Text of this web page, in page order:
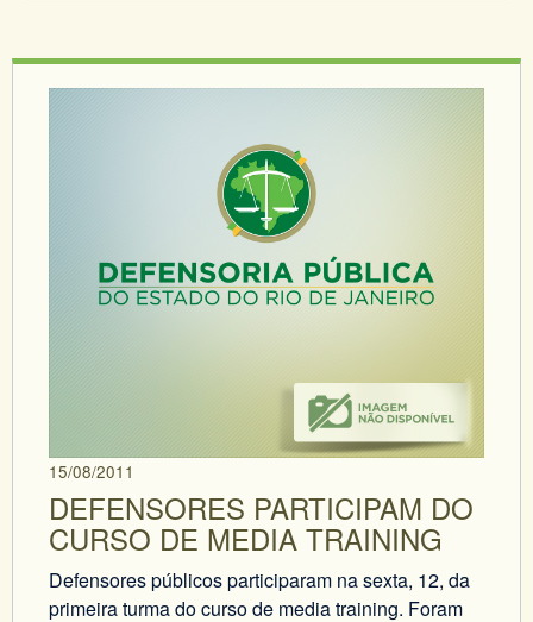
15/08/2011
DEFENSORES PARTICIPAM DO
CURSO DE MEDIA TRAINING
Defensores públicos participaram na sexta, 12, da
primeira turma do curso de media training. Foram